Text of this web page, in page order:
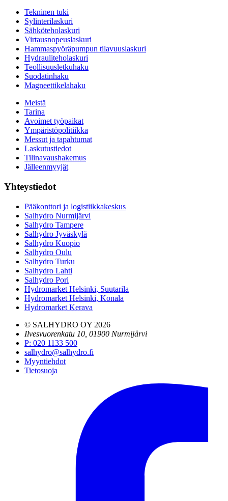
Tekninen tuki
Sylinterilaskuri
Sähköteholaskuri
Virtausnopeuslaskuri
Hammaspyöräpumpun tilavuuslaskuri
Hydrauliteholaskuri
Teollisuusletkuhaku
Suodatinhaku
Magneettikelahaku
Meistä
Tarina
Avoimet työpaikat
Ympäristöpolitiikka
Messut ja tapahtumat
Laskutustiedot
Tilinavaushakemus
Jälleenmyyjät
Yhteystiedot
Pääkonttori ja logistiikkakeskus
Salhydro Nurmijärvi
Salhydro Tampere
Salhydro Jyväskylä
Salhydro Kuopio
Salhydro Oulu
Salhydro Turku
Salhydro Lahti
Salhydro Pori
Hydromarket Helsinki, Suutarila
Hydromarket Helsinki, Konala
Hydromarket Kerava
© SALHYDRO OY 2026
Ilvesvuorenkatu 10, 01900 Nurmijärvi
P: 020 1133 500
salhydro@salhydro.fi
Myyntiehdot
Tietosuoja